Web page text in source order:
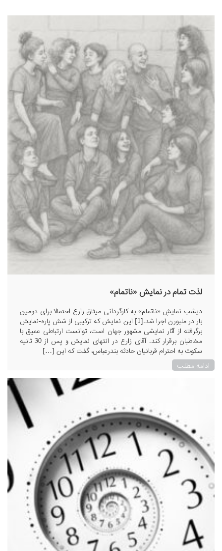
Lilo & Stitch (2025)
لذت تمام در نمایش «ناتمام»
دیشب نمایشِ «ناتمام» به کارگردانی میثاق زارع احتمالا برای دومین
بار در ملبورن اجرا شد.[1] این نمایش که ترکیبی از شش پاره‌-نمایش
برگرفته از آثار نمایشی مشهور جهان است، توانست ارتباطی عمیق با
مخاطبان برقرار کند. آقای زارع در انتهای نمایش و پس از 30 ثانیه
سکوت به احترام قربانیان حادثه بندرعباس، گفت که این […]
ادامه مطلب